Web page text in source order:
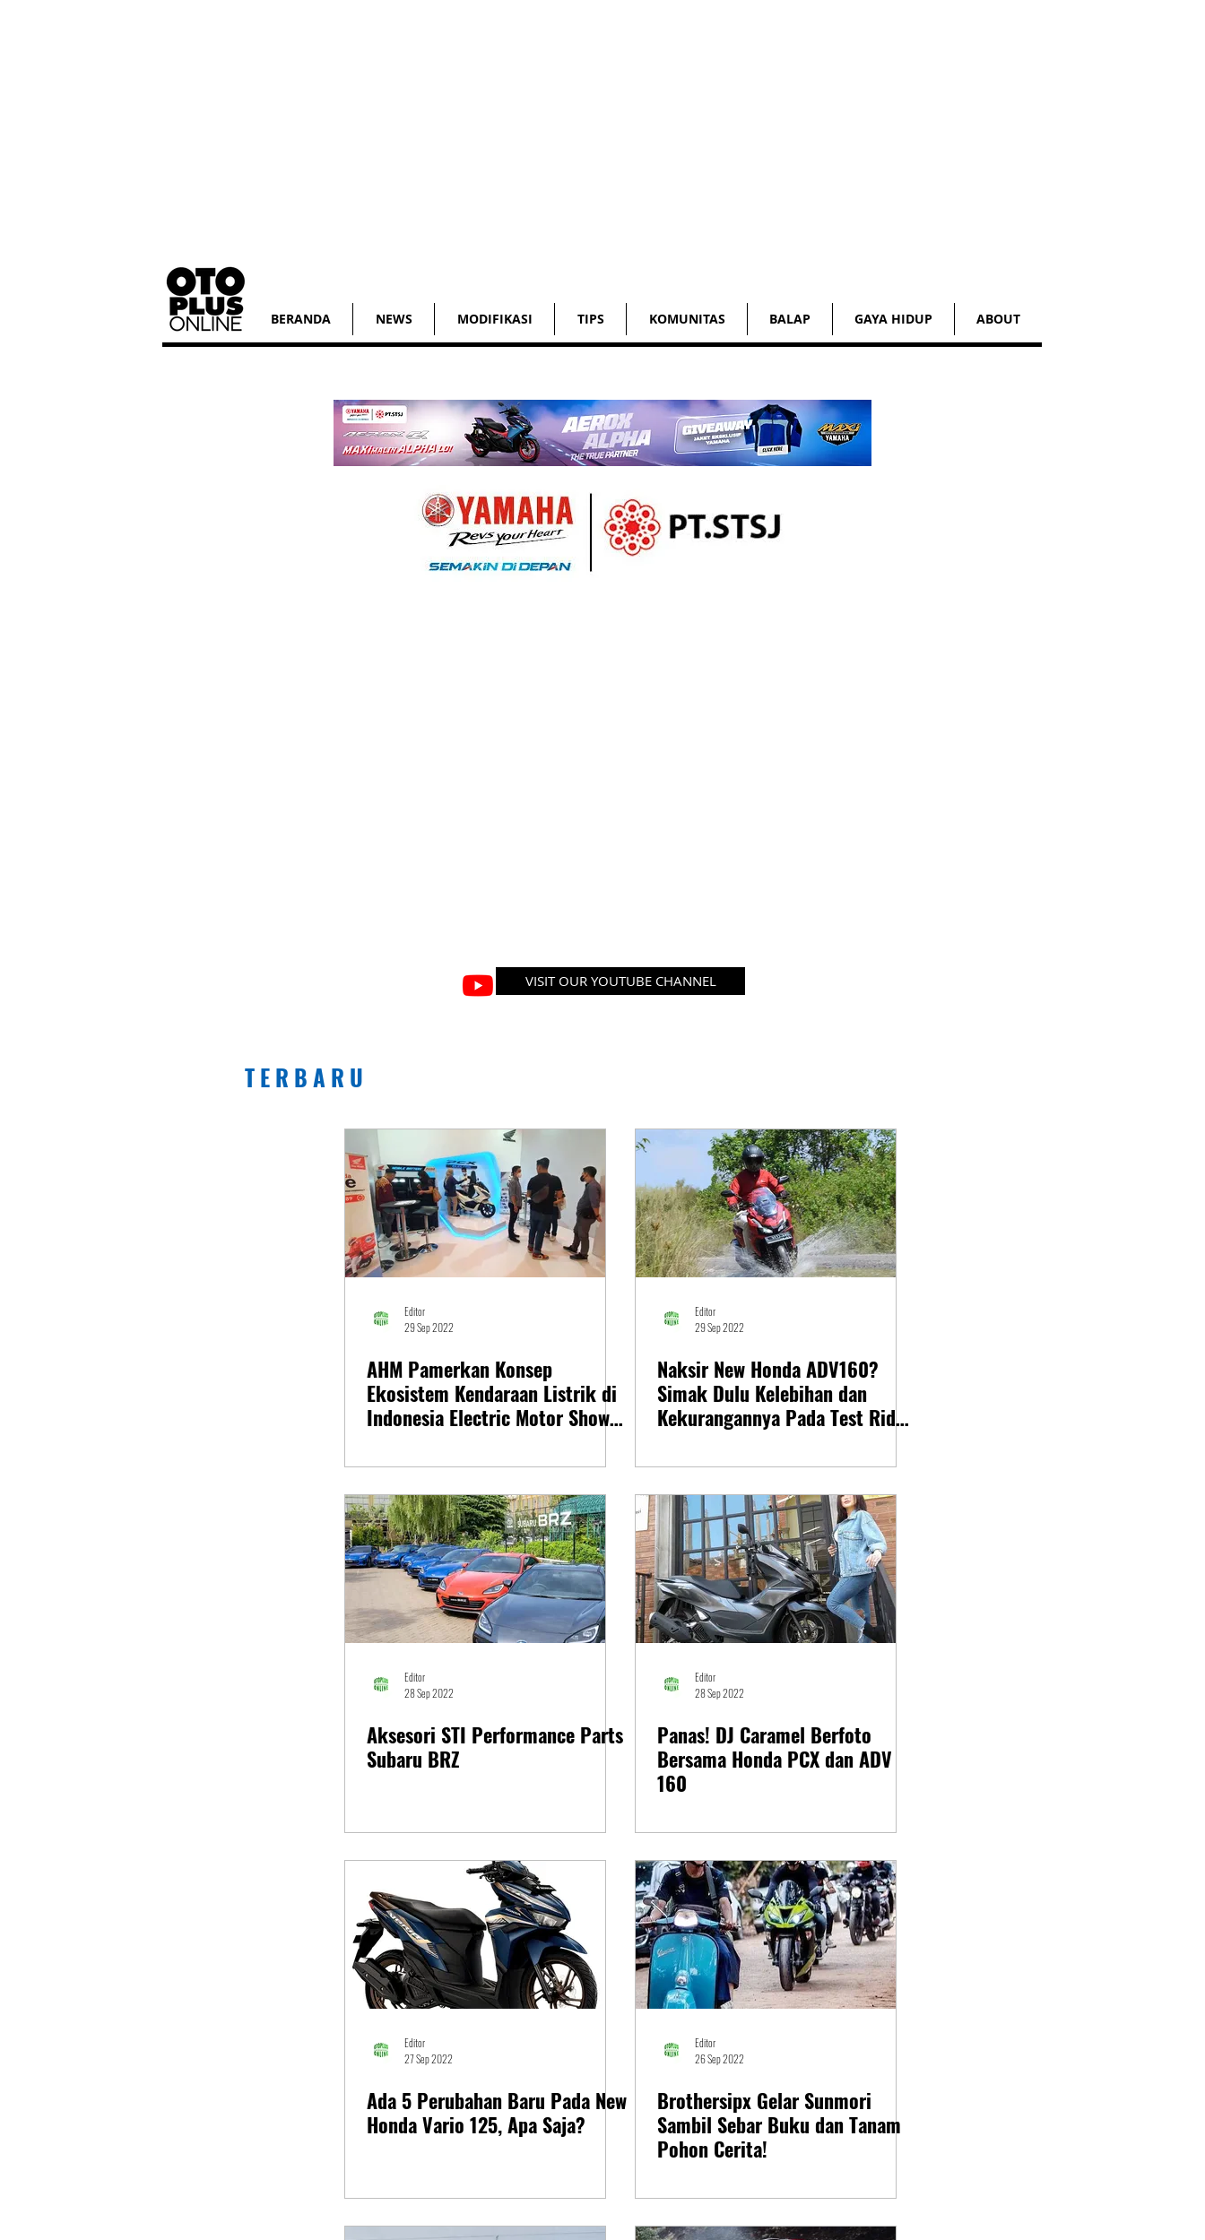
BERANDA NEWS MODIFIKASI TIPS KOMUNITAS BALAP GAYA HIDUP ABOUT
VISIT OUR YOUTUBE CHANNEL
T E R B A R U
Editor
29 Sep 2022
AHM Pamerkan Konsep
Ekosistem Kendaraan Listrik di
Indonesia Electric Motor Show
Editor
29 Sep 2022
Naksir New Honda ADV160?
Simak Dulu Kelebihan dan
Kekurangannya Pada Test Ride
Editor
28 Sep 2022
Aksesori STI Performance Parts
Subaru BRZ
Editor
28 Sep 2022
Panas! DJ Caramel Berfoto
Bersama Honda PCX dan ADV
160
Editor
27 Sep 2022
Ada 5 Perubahan Baru Pada New
Honda Vario 125, Apa Saja?
Editor
26 Sep 2022
Brothersipx Gelar Sunmori
Sambil Sebar Buku dan Tanam
Pohon Cerita!